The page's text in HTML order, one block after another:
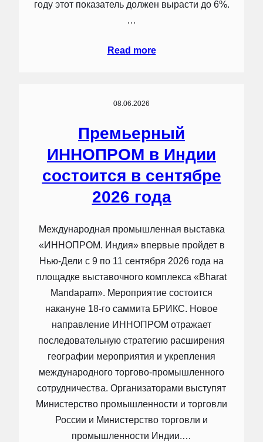
году этот показатель должен вырасти до 6%.
…
Read more
08.06.2026
Премьерный
ИННОПРОМ в Индии
состоится в сентябре
2026 года
Международная промышленная выставка
«ИННОПРОМ. Индия» впервые пройдет в
Нью-Дели с 9 по 11 сентября 2026 года на
площадке выставочного комплекса «Bharat
Mandapam». Мероприятие состоится
накануне 18-го саммита БРИКС. Новое
направление ИННОПРОМ отражает
последовательную стратегию расширения
географии мероприятия и укрепления
международного торгово-промышленного
сотрудничества. Организаторами выступят
Министерство промышленности и торговли
России и Министерство торговли и
промышленности Индии.…